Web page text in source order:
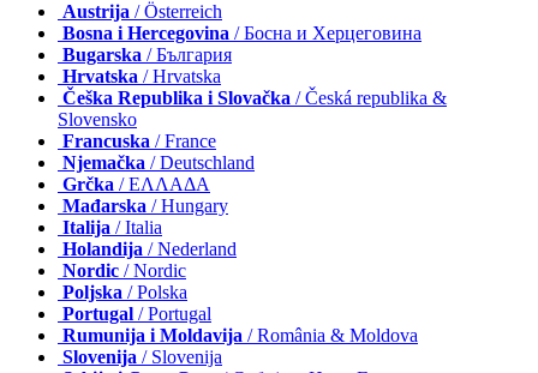
Austrija / Österreich
Bosna i Hercegovina / Босна и Херцеговина
Bugarska / България
Hrvatska / Hrvatska
Češka Republika i Slovačka / Česká republika &
Slovensko
Francuska / France
Njemačka / Deutschland
Grčka / ΕΛΛΑΔΑ
Mađarska / Hungary
Italija / Italia
Holandija / Nederland
Nordic / Nordic
Poljska / Polska
Portugal / Portugal
Rumunija i Moldavija / România & Moldova
Slovenija / Slovenija